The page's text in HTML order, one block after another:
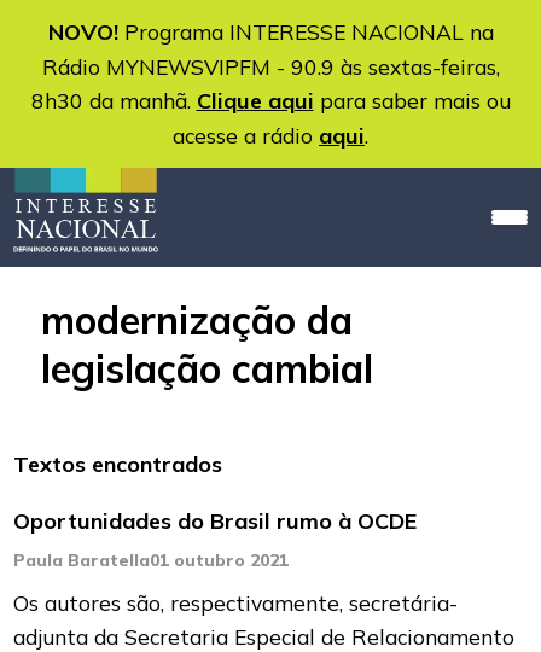
NOVO!Programa INTERESSE NACIONAL na
Rádio MYNEWSVIPFM - 90.9 às sextas-feiras,
8h30 da manhã. Clique aqui para saber mais ou
acesse a rádio aqui.
modernização da
legislação cambial
Textos encontrados
Oportunidades do Brasil rumo à OCDE
Paula Baratella01 outubro 2021
Os autores são, respectivamente, secretária-
adjunta da Secretaria Especial de Relacionamento